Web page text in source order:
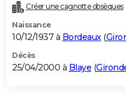
Créer une cagnotte obsèques
Naissance
10/12/1937 à Bordeaux (
Décès
25/04/2000 à Blaye (